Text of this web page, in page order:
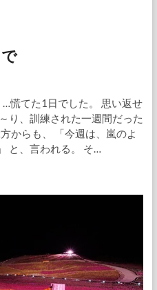
慌てた1日でした。 思い返せ
り、訓練された一週間だった
からも、 「今週は、嵐のよ
と、言われる。 そ…